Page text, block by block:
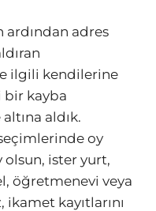
ardından adres
ilgili kendilerine
bir kayba
aldık.
seçimlerinde oy
ister yurt,
öğretmenevi veya
kayıtlarını